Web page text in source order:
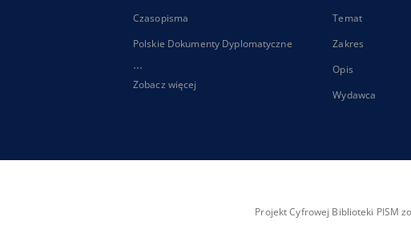
Czasopisma
Polskie Dokumenty Dyplomatyczne
...
Zobacz więcej
Temat
Zakres
Opis
Wydawca
Projekt Cyfrowej Biblioteki PISM